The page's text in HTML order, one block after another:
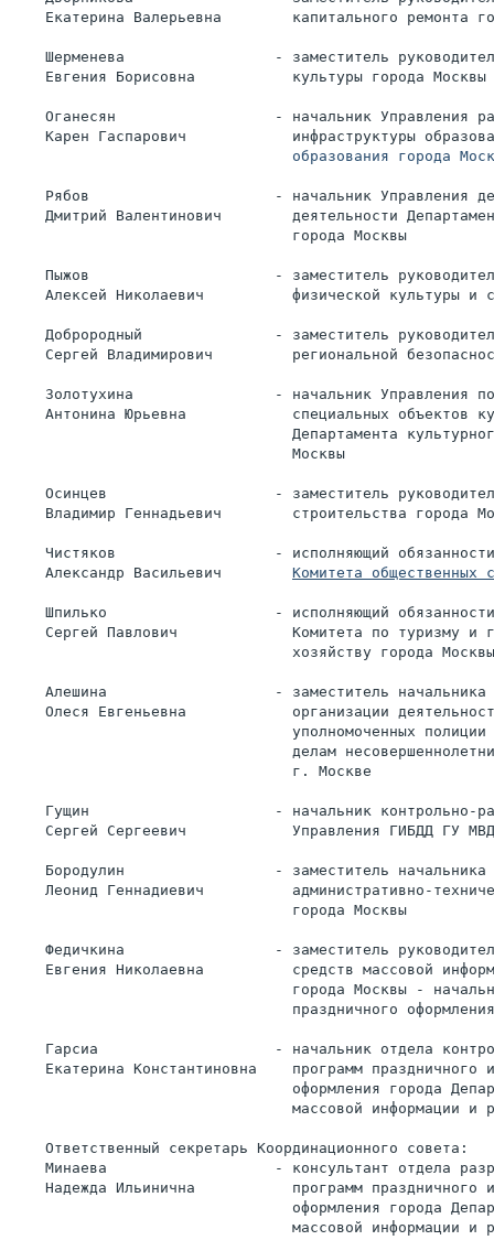
Екатерина Валерьевна        капитального ремонта
Шерменева                 - заместитель
    Евгения Борисовна           культуры города Москвы
Оганесян                  - начальник Управления
Карен Гаспарович            инфраструктуры
образования города
Рябов                     - начальник Управления
Дмитрий Валентинович        деятельности
                                города Москвы
Пыжов                     - заместитель
Алексей Николаевич          физической культуры и
Доброродный               - заместитель
Сергей Владимирович         региональной
Золотухина                - начальник Управления
Антонина Юрьевна            специальных объектов
Департамента
                                Москвы
Осинцев                   - заместитель
Владимир Геннадьевич        строительства города
Чистяков                  - исполняющий
    Александр Васильевич
Комитета общественных
Шпилько                   - исполняющий
Сергей Павлович             Комитета по туризму и
                                хозяйству города Москвы
Алешина                   - заместитель начальника
Олеся Евгеньевна            организации
уполномоченных полиции
делам
                                г. Москве
Гущин                     - начальник контрольно-
Сергей Сергеевич            Управления ГИБДД ГУ
Бородулин                 - заместитель начальника
Леонид Геннадиевич          административно-
                                города Москвы
Федичкина                 - заместитель
Евгения Николаевна          средств массовой
города Москвы -
                                праздничного оформления
Гарсиа                    - начальник отдела
Екатерина Константиновна    программ праздничного
оформления города
массовой информации и
    Ответственный секретарь Координационного совета:
Минаева                   - консультант отдела
Надежда Ильинична           программ праздничного
оформления города
массовой информации и